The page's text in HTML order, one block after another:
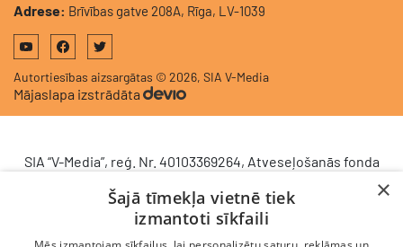
Adrese: Brīvības gatve 208A, Rīga, LV-1039
Autortiesības aizsargātas © 2026, SIA V-Media
Mājaslapa izstrādāta
SIA “V-Media”, reģ. Nr. 40103369264, Atveseļošanās fonda
komercdarbības procesu uzlabošanā - ieviesta klientu
attiecību pārvaldības sistēma (CRM). 2024. gada 16.
decembrī tika noslēgts līgums Nr. 9.2-17-L-2024/928 ar
×
Šajā tīmekļa vietnē tiek
izmantoti sīkfaili